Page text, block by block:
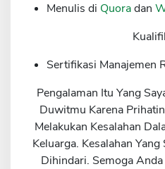
Menulis di Quoradan
Sertifikasi Manajemen
Pengalaman Itu Yang
Duwitmu Karena
Melakukan Kesalahan
Keluarga. Kesalahan
Dihindari. Semoga